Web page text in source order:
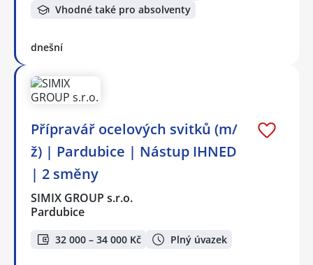
Vhodné také pro absolventy
dnešní
Přípravář ocelových svitků (m/
ž) | Pardubice | Nástup IHNED
| 2 směny
SIMIX GROUP s.r.o.
Pardubice
32 000 – 34 000 Kč Plný úvazek